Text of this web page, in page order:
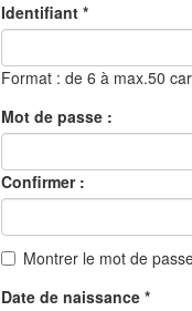
Identifiant *
Format : de 6 à max.50
Mot de passe :
Confirmer :
Montrer le mot de
Date de naissance *